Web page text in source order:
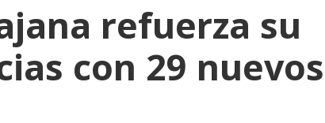
refuerza su
con 29 nuevos